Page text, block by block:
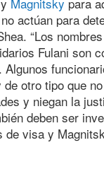
actúan para
“Los
Fulani son
Algunos
otro tipo que
y niegan la
deben ser
de visa y